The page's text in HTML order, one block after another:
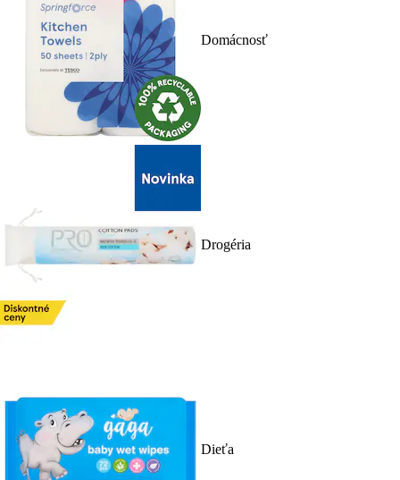
Domácnosť
Drogéria
Dieťa